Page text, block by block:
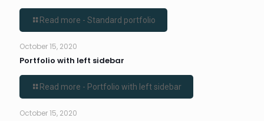
Read more - Standard portfolio
October 15, 2020
Portfolio with left sidebar
Read more - Portfolio with left sidebar
October 15, 2020